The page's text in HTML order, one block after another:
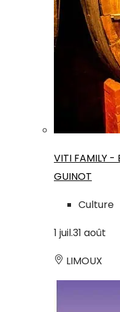
VITI FAMILY -
GUINOT
Culture
1 juil.31 août
LIMOUX